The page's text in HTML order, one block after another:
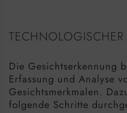
Die Gesichtserkennung
Erfassung und Analyse
Gesichtsmerkmalen.
folgende Schritte